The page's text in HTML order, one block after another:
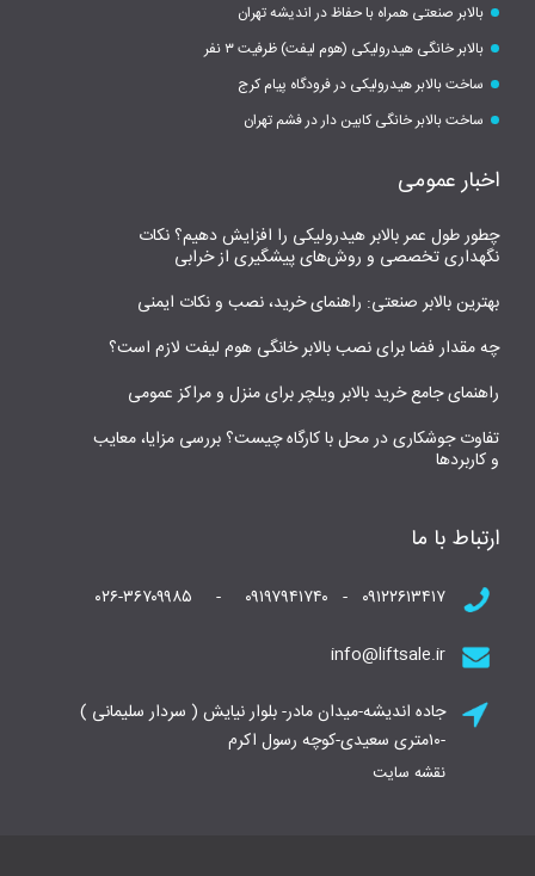
بالابر صنعتی همراه با حفاظ در اندیشه تهران
بالابر خانگی هیدرولیکی (هوم لیفت) ظرفیت ۳ نفر
ساخت بالابر هیدرولیکی در فرودگاه پیام کرج
ساخت بالابر خانگی کابین دار در فشم تهران
اخبار عمومی
چطور طول عمر بالابر هیدرولیکی را افزایش دهیم؟ نکات
نگهداری تخصصی و روش‌های پیشگیری از خرابی
بهترین بالابر صنعتی: راهنمای خرید، نصب و نکات ایمنی
چه مقدار فضا برای نصب بالابر خانگی هوم لیفت لازم است؟
راهنمای جامع خرید بالابر ویلچر برای منزل و مراکز عمومی
تفاوت جوشکاری در محل با کارگاه چیست؟ بررسی مزایا، معایب
و کاربردها
ارتباط با ما
۰۹۱۲۲۶۱۳۴۱۷ - ۰۹۱۹۷۹۴۱۷۴۰ - ۰۲۶-۳۶۷۰۹۹۸۵
info@liftsale.ir
جاده اندیشه-میدان مادر- بلوار نیایش ( سردار سلیمانی )
-۱۰متری سعیدی-کوچه رسول اکرم
نقشه سایت